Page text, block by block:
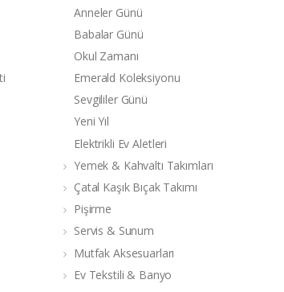
Anneler Günü
Babalar Günü
Okul Zamanı
Emerald Koleksiyonu
Sevgililer Günü
Yeni Yıl
Elektrikli Ev Aletleri
Yemek & Kahvaltı Takımları
Çatal Kaşık Bıçak Takımı
Pişirme
Servis & Sunum
Mutfak Aksesuarları
Ev Tekstili & Banyo